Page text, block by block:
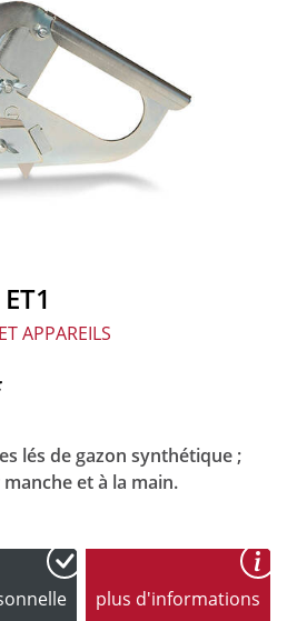
APPAREILS
lés de gazon synthétique ;
et à la main.
plus d'informations